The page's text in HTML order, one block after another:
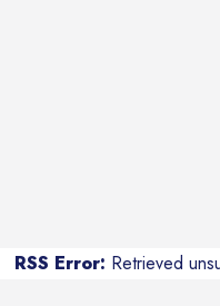
RSS Error: Retrieved